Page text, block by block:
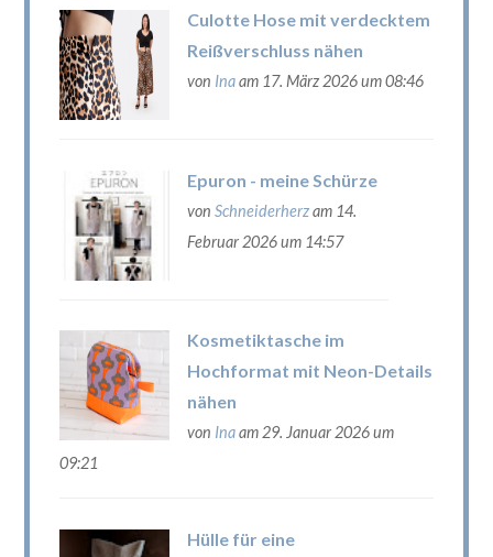
Culotte Hose mit verdecktem
Reißverschluss nähen
von Inaam 17. März 2026 um 08:46
Epuron - meine Schürze
von Schneiderherzam 14.
Februar 2026 um 14:57
Kosmetiktasche im
Hochformat mit Neon-Details
nähen
von Inaam 29. Januar 2026 um
09:21
Hülle für eine